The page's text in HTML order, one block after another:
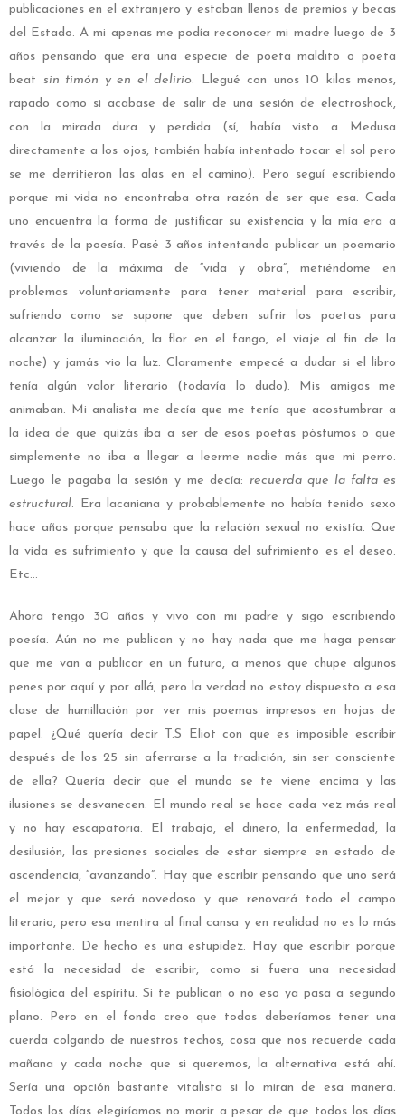
publicaciones en el extranjero y estaban llenos de premios y becas
del Estado. A mi apenas me podía reconocer mi madre luego de 3
años pensando que era una especie de poeta maldito o poeta
beat sin timón y en el delirio. Llegué con unos 10 kilos menos,
rapado como si acabase de salir de una sesión de electroshock,
con la mirada dura y perdida (sí, había visto a Medusa
directamente a los ojos, también había intentado tocar el sol pero
se me derritieron las alas en el camino). Pero seguí escribiendo
porque mi vida no encontraba otra razón de ser que esa. Cada
uno encuentra la forma de justificar su existencia y la mía era a
través de la poesía. Pasé 3 años intentando publicar un poemario
(viviendo de la máxima de “vida y obra”, metiéndome en
problemas voluntariamente para tener material para escribir,
sufriendo como se supone que deben sufrir los poetas para
alcanzar la iluminación, la flor en el fango, el viaje al fin de la
noche) y jamás vio la luz. Claramente empecé a dudar si el libro
tenía algún valor literario (todavía lo dudo). Mis amigos me
animaban. Mi analista me decía que me tenía que acostumbrar a
la idea de que quizás iba a ser de esos poetas póstumos o que
simplemente no iba a llegar a leerme nadie más que mi perro.
Luego le pagaba la sesión y me decía: recuerda que la falta es
estructural. Era lacaniana y probablemente no había tenido sexo
hace años porque pensaba que la relación sexual no existía. Que
la vida es sufrimiento y que la causa del sufrimiento es el deseo.
Etc…
Ahora tengo 30 años y vivo con mi padre y sigo escribiendo
poesía. Aún no me publican y no hay nada que me haga pensar
que me van a publicar en un futuro, a menos que chupe algunos
penes por aquí y por allá, pero la verdad no estoy dispuesto a esa
clase de humillación por ver mis poemas impresos en hojas de
papel. ¿Qué quería decir T.S Eliot con que es imposible escribir
después de los 25 sin aferrarse a la tradición, sin ser consciente
de ella? Quería decir que el mundo se te viene encima y las
ilusiones se desvanecen. El mundo real se hace cada vez más real
y no hay escapatoria. El trabajo, el dinero, la enfermedad, la
desilusión, las presiones sociales de estar siempre en estado de
ascendencia, “avanzando”. Hay que escribir pensando que uno será
el mejor y que será novedoso y que renovará todo el campo
literario, pero esa mentira al final cansa y en realidad no es lo más
importante. De hecho es una estupidez. Hay que escribir porque
está la necesidad de escribir, como si fuera una necesidad
fisiológica del espíritu. Si te publican o no eso ya pasa a segundo
plano. Pero en el fondo creo que todos deberíamos tener una
cuerda colgando de nuestros techos, cosa que nos recuerde cada
mañana y cada noche que si queremos, la alternativa está ahí.
Sería una opción bastante vitalista si lo miran de esa manera.
Todos los días elegiríamos no morir a pesar de que todos los días